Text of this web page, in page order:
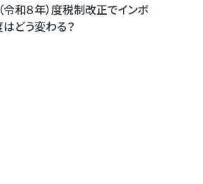
令和８年）度税制改正でインボ
どう変わる？